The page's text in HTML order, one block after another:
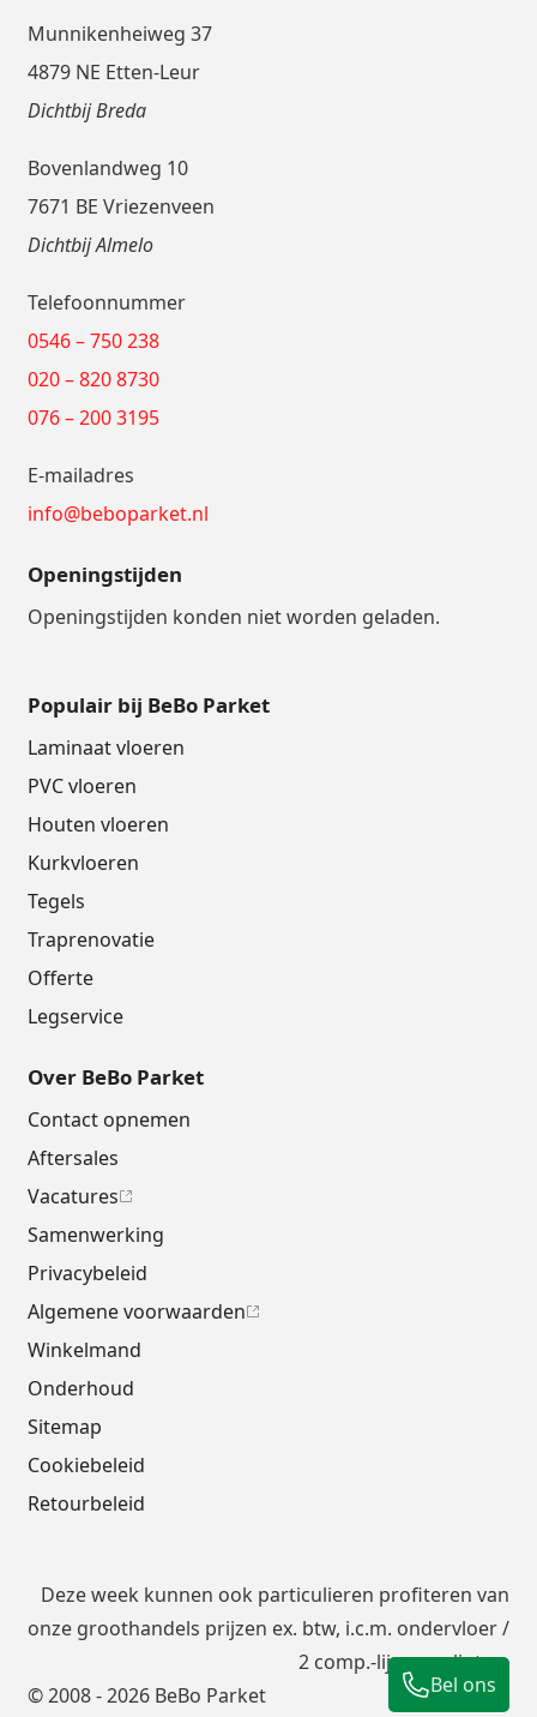
Munnikenheiweg 37
4879 NE Etten-Leur
Dichtbij Breda
Bovenlandweg 10
7671 BE Vriezenveen
Dichtbij Almelo
Telefoonnummer
0546 – 750 238
020 – 820 8730
076 – 200 3195
E-mailadres
info@beboparket.nl
Openingstijden
Openingstijden konden niet worden geladen.
Populair bij BeBo Parket
Laminaat vloeren
PVC vloeren
Houten vloeren
Kurkvloeren
Tegels
Traprenovatie
Offerte
Legservice
Over BeBo Parket
Contact opnemen
Aftersales
Vacatures
Samenwerking
Privacybeleid
Algemene voorwaarden
Winkelmand
Onderhoud
Sitemap
Cookiebeleid
Retourbeleid
© 2008 - 2026 BeBo Parket
Deze week kunnen ook particulieren profiteren van
onze groothandels prijzen ex. btw, i.c.m. ondervloer/
2 comp.-lijm en plinten.
Bel ons